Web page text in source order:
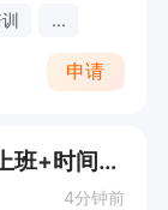
...
申请
市场专员（加微信+不用到店上班+时间自由)
4分钟前